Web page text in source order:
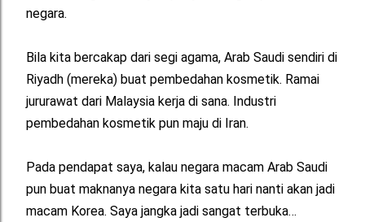
negara.
Bila kita bercakap dari segi agama, Arab Saudi sendiri di
Riyadh (mereka) buat pembedahan kosmetik. Ramai
jururawat dari Malaysia kerja di sana. Industri
pembedahan kosmetik pun maju di Iran.
Pada pendapat saya, kalau negara macam Arab Saudi
pun buat maknanya negara kita satu hari nanti akan jadi
macam Korea. Saya jangka jadi sangat terbuka…